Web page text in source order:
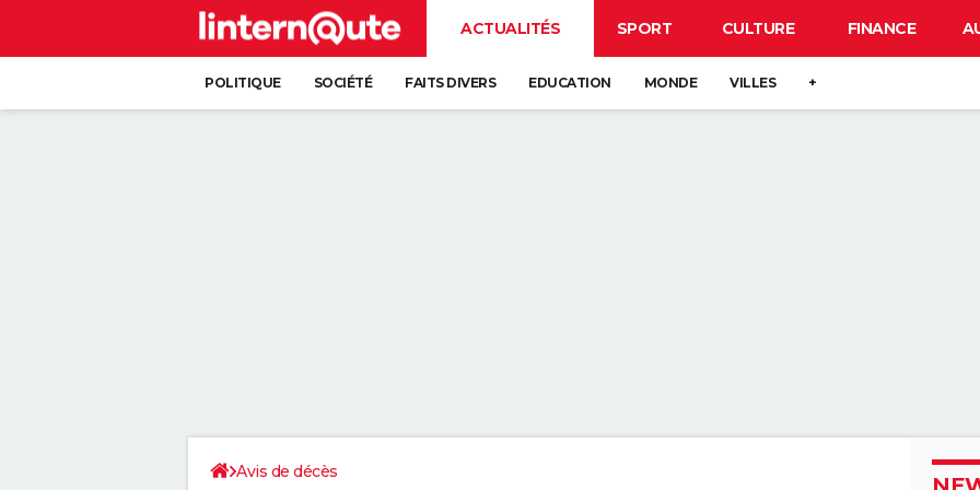
ACTUALITÉS SPORT CULTURE FINANCE
POLITIQUE SOCIÉTÉ FAITS DIVERS EDUCATION MONDE VILLES +
Avis de décès